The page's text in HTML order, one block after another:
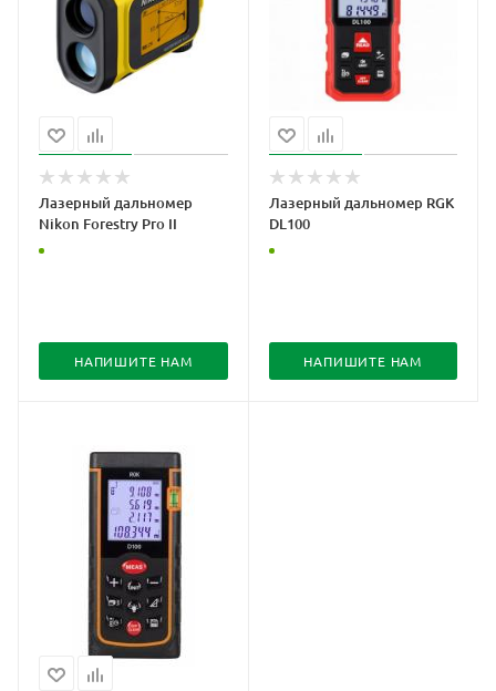
Лазерный дальномер
Nikon Forestry Pro II
НАПИШИТЕ НАМ
Лазерный дальномер RGK
DL100
НАПИШИТЕ НАМ